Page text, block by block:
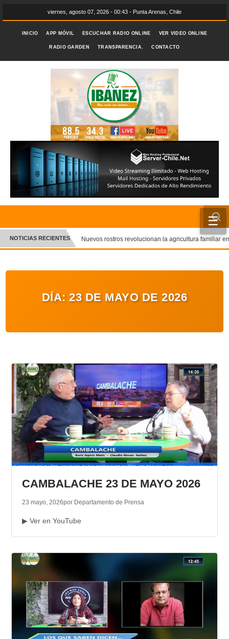
viernes, agosto 07, 2026 - 00:43 - Punta Arenas, Chile
INICIO APP MÓVIL ESCUCHAR RADIO ONLINE VER VIDEO ONLINE
RADIO GARDEN TRANSPARENCIA. CONTACTO
☰
INICIO
CRÓNICA
ENTRETENIMIENTO Y CULTURA
AUDIOS
VIDEOS
GALERIA DE FOTOS
APP MÓVIL
NOTICIAS RECIENTES Nuevos rostros revolucionan la agricultura familiar
DÍA:23 DE MAYO DE 2026
CAMBALACHE 23 DE MAYO 2026
23 mayo, 2026por Departamento de Prensa
▶ Ver en YouTube